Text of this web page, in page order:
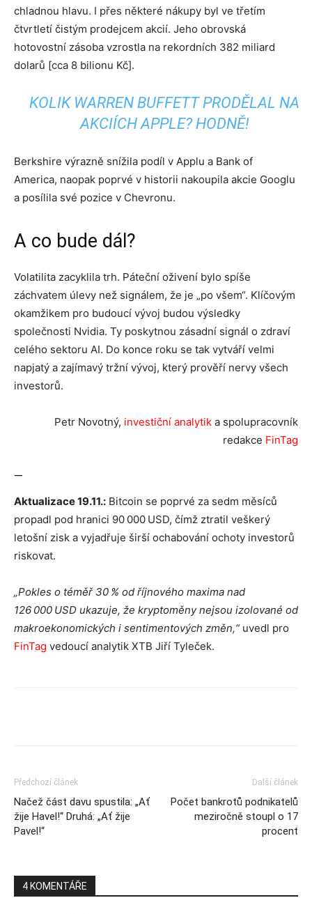
chladnou hlavu. I přes některé nákupy byl ve třetím
čtvrtletí čistým prodejcem akcií. Jeho obrovská
hotovostní zásoba vzrostla na rekordních 382 miliard
dolarů [cca 8 bilionu Kč].
KOLIK WARREN BUFFETT PRODĚLAL NA
AKCIÍCH APPLE? HODNĚ!
Berkshire výrazně snížila podíl v Applu a Bank of
America, naopak poprvé v historii nakoupila akcie Googlu
a posílila své pozice v Chevronu.
A co bude dál?
Volatilita zacyklila trh. Páteční oživení bylo spíše
záchvatem úlevy než signálem, že je „po všem“. Klíčovým
okamžikem pro budoucí vývoj budou výsledky
společnosti Nvidia. Ty poskytnou zásadní signál o zdraví
celého sektoru AI. Do konce roku se tak vytváří velmi
napjatý a zajímavý tržní vývoj, který prověří nervy všech
investorů.
Petr Novotný, investiční analytik a spolupracovník
redakce FinTag
—
Aktualizace 19.11.: Bitcoin se poprvé za sedm měsíců
propadl pod hranici 90 000 USD, čímž ztratil veškerý
letošní zisk a vyjadřuje širší ochabování ochoty investorů
riskovat.
„Pokles o téměř 30 % od říjnového maxima nad
126 000 USD ukazuje, že kryptoměny nejsou izolované od
makroekonomických i sentimentových změn,“uvedl pro
FinTag vedoucí analytik XTB Jiří Tyleček.
Předchozí článek
Načež část davu spustila: „Ať
žije Havel!“ Druhá: „Ať žije
Pavel!“
Další článek
Počet bankrotů podnikatelů
meziročně stoupl o 17
procent
4 KOMENTÁŘE